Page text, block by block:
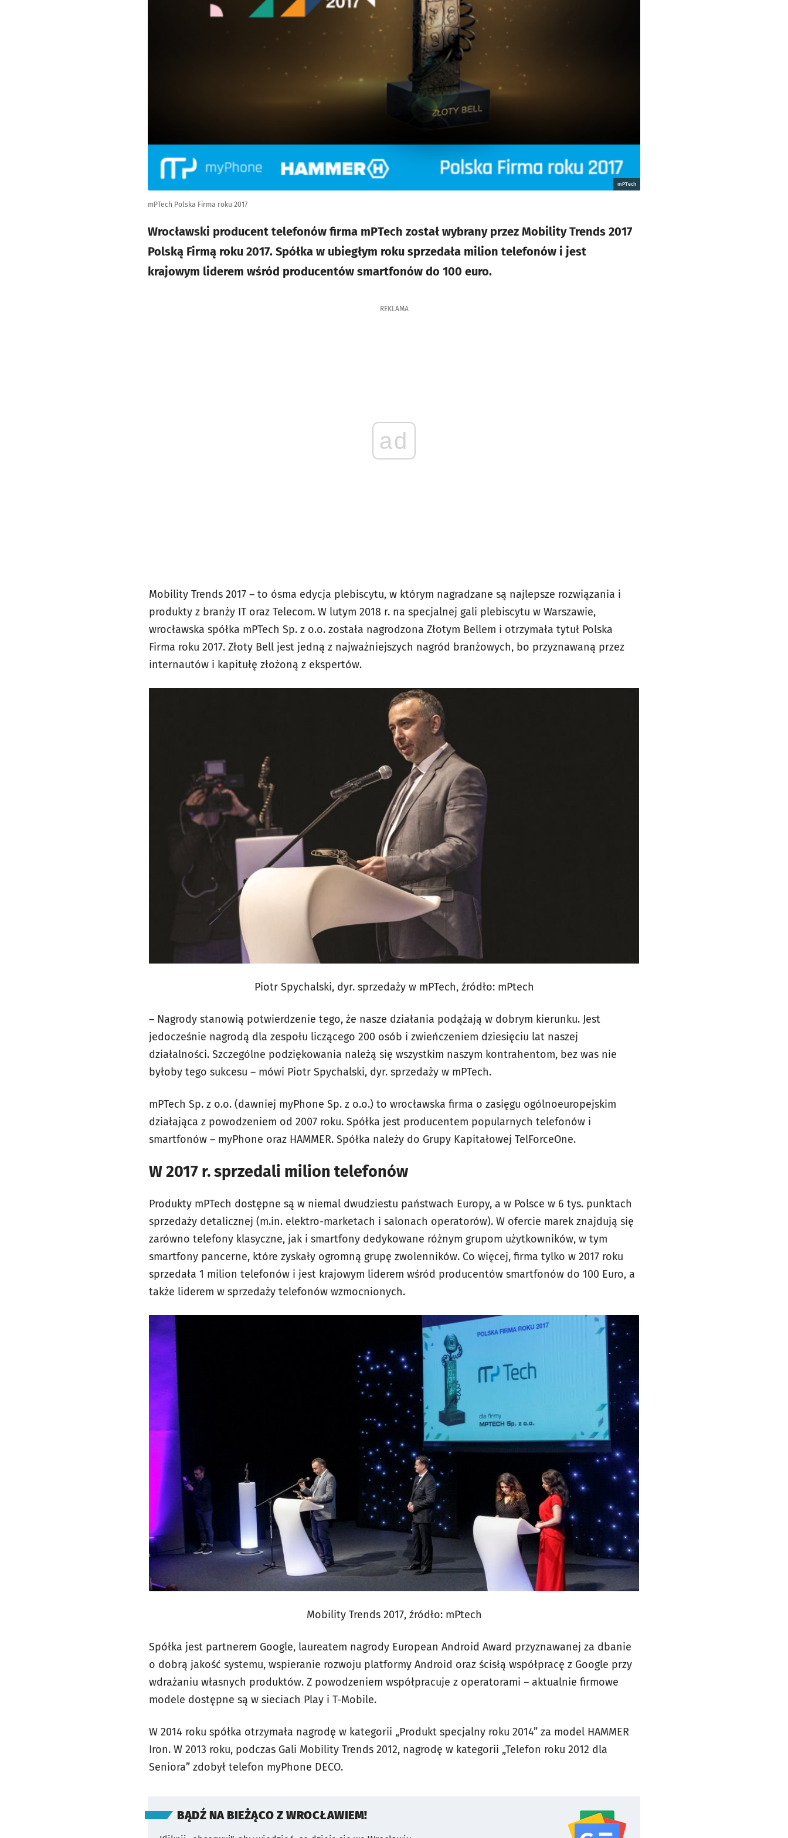
mPTech
mPTech Polska Firma roku 2017
Wrocławski producent telefonów firma mPTech został wybrany przez Mobility Trends 2017
Polską Firmą roku 2017. Spółka w ubiegłym roku sprzedała milion telefonów i jest
krajowym liderem wśród producentów smartfonów do 100 euro.
REKLAMA
ad
Mobility Trends 2017 – to ósma edycja plebiscytu, w którym nagradzane są najlepsze rozwiązania i
produkty z branży IT oraz Telecom. W lutym 2018 r. na specjalnej gali plebiscytu w Warszawie,
wrocławska spółka mPTech Sp. z o.o. została nagrodzona Złotym Bellem i otrzymała tytuł Polska
Firma roku 2017. Złoty Bell jest jedną z najważniejszych nagród branżowych, bo przyznawaną przez
internautów i kapitułę złożoną z ekspertów.
Piotr Spychalski, dyr. sprzedaży w mPTech, źródło: mPtech
– Nagrody stanowią potwierdzenie tego, że nasze działania podążają w dobrym kierunku. Jest
jedocześnie nagrodą dla zespołu liczącego 200 osób i zwieńczeniem dziesięciu lat naszej
działalności. Szczególne podziękowania należą się wszystkim naszym kontrahentom, bez was nie
byłoby tego sukcesu – mówi Piotr Spychalski, dyr. sprzedaży w mPTech.
mPTech Sp. z o.o. (dawniej myPhone Sp. z o.o.) to wrocławska firma o zasięgu ogólnoeuropejskim
działająca z powodzeniem od 2007 roku. Spółka jest producentem popularnych telefonów i
smartfonów – myPhone oraz HAMMER. Spółka należy do Grupy Kapitałowej TelForceOne.
W 2017 r. sprzedali milion telefonów
Produkty mPTech dostępne są w niemal dwudziestu państwach Europy, a w Polsce w 6 tys. punktach
sprzedaży detalicznej (m.in. elektro-marketach i salonach operatorów). W ofercie marek znajdują się
zarówno telefony klasyczne, jak i smartfony dedykowane różnym grupom użytkowników, w tym
smartfony pancerne, które zyskały ogromną grupę zwolenników. Co więcej, firma tylko w 2017 roku
sprzedała 1 milion telefonów i jest krajowym liderem wśród producentów smartfonów do 100 Euro, a
także liderem w sprzedaży telefonów wzmocnionych.
Mobility Trends 2017, źródło: mPtech
Spółka jest partnerem Google, laureatem nagrody European Android Award przyznawanej za dbanie
o dobrą jakość systemu, wspieranie rozwoju platformy Android oraz ścisłą współpracę z Google przy
wdrażaniu własnych produktów. Z powodzeniem współpracuje z operatorami – aktualnie firmowe
modele dostępne są w sieciach Play i T-Mobile.
W 2014 roku spółka otrzymała nagrodę w kategorii „Produkt specjalny roku 2014” za model HAMMER
Iron. W 2013 roku, podczas Gali Mobility Trends 2012, nagrodę w kategorii „Telefon roku 2012 dla
Seniora” zdobył telefon myPhone DECO.
BĄDŹ NA BIEŻĄCO Z WROCŁAWIEM!